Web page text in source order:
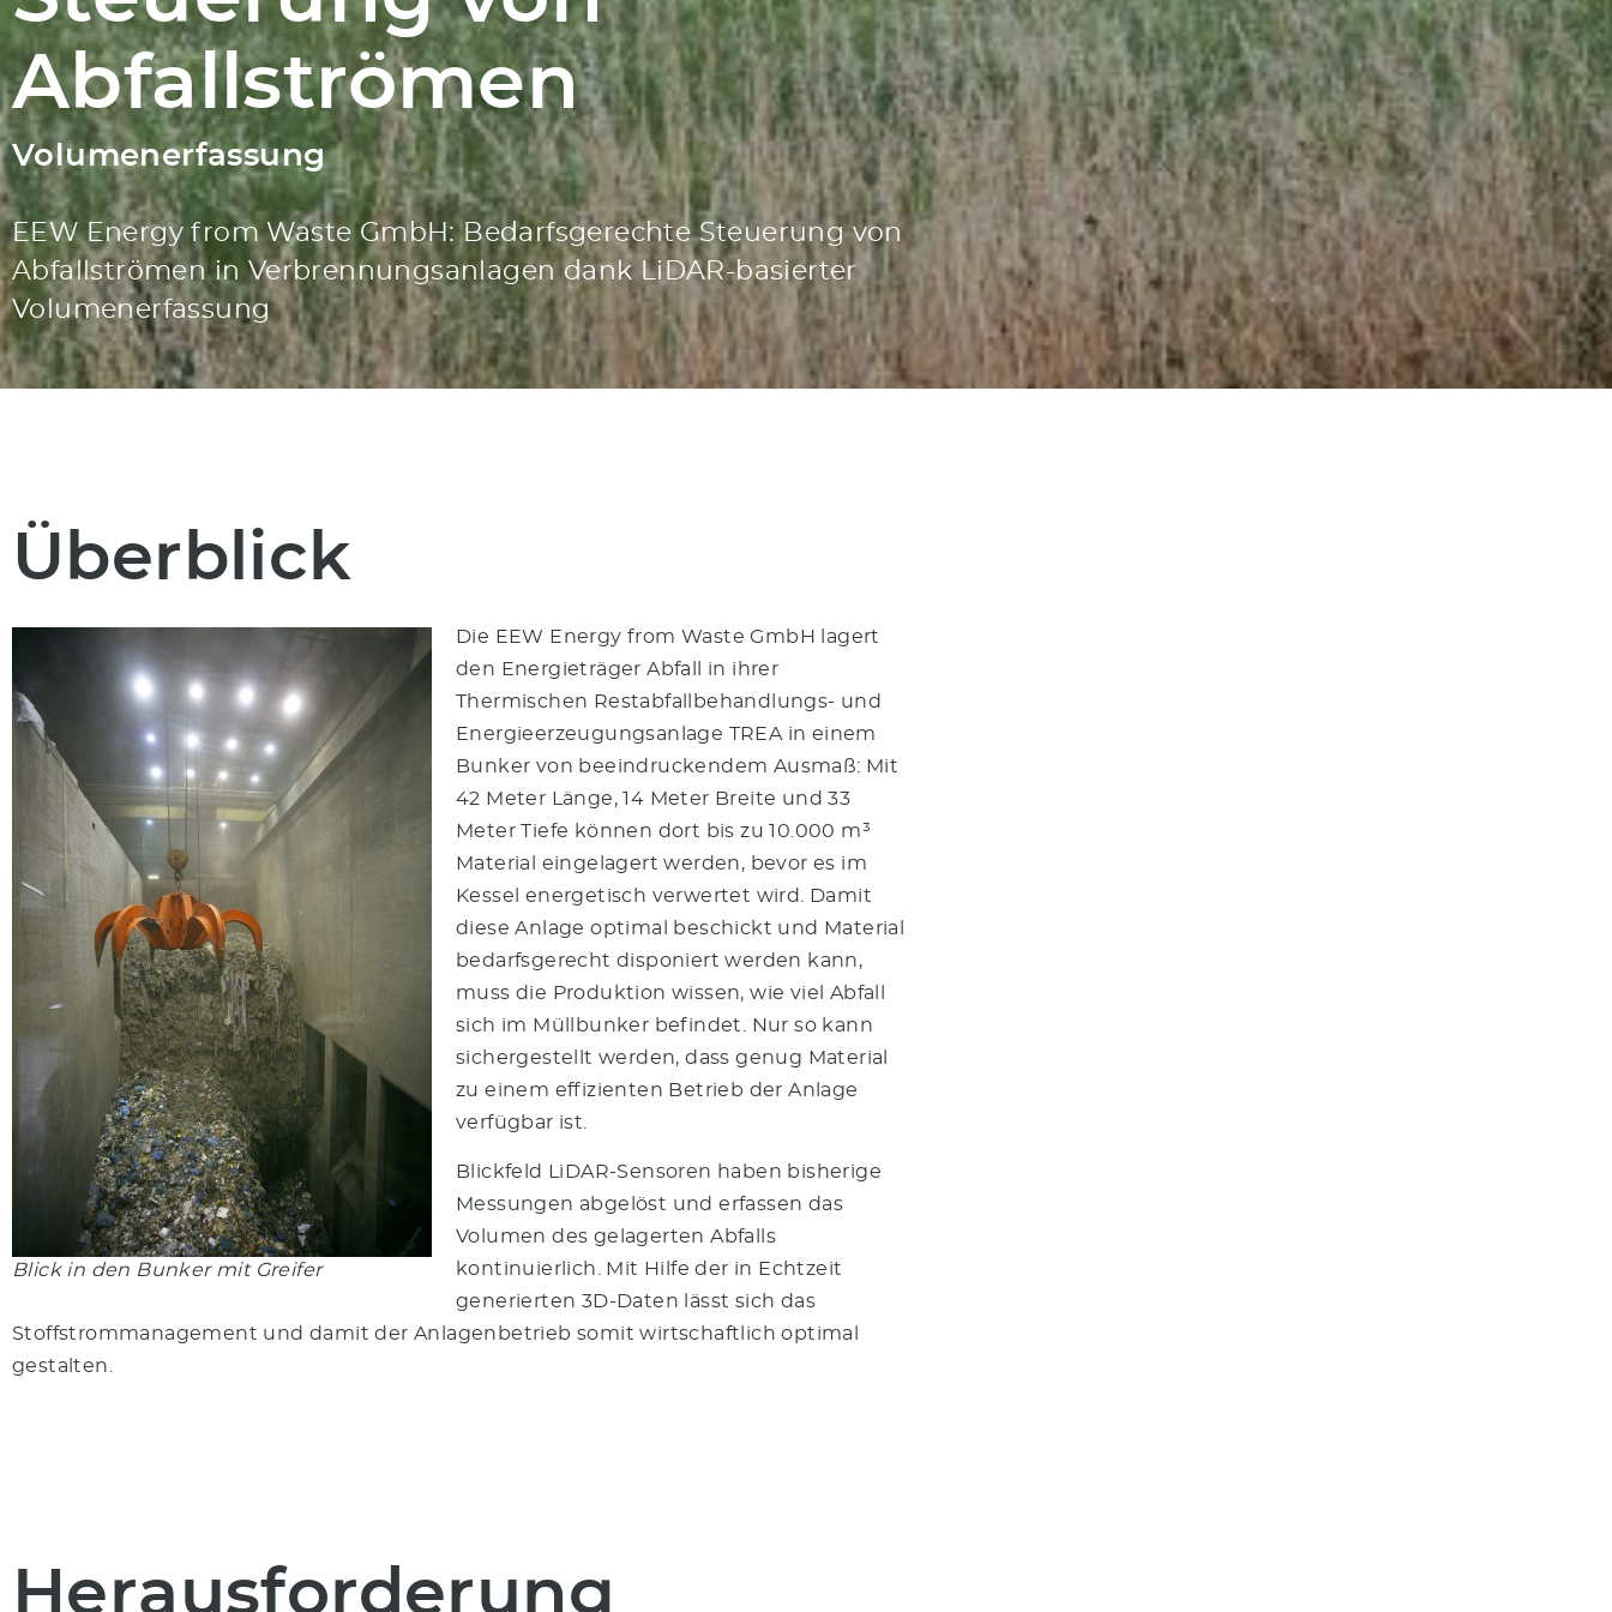
Abfallströmen
Volumenerfassung
EEW Energy from Waste GmbH: Bedarfsgerechte Steuerung von
Abfallströmen in Verbrennungsanlagen dank LiDAR-basierter
Volumenerfassung
Überblick
Blick in den Bunker mit Greifer
Die EEW Energy from Waste GmbH lagert
den Energieträger Abfall in ihrer
Thermischen Restabfallbehandlungs- und
Energieerzeugungsanlage TREA in einem
Bunker von beeindruckendem Ausmaß: Mit
42 Meter Länge, 14 Meter Breite und 33
Meter Tiefe können dort bis zu 10.000 m³
Material eingelagert werden, bevor es im
Kessel energetisch verwertet wird. Damit
diese Anlage optimal beschickt und Material
bedarfsgerecht disponiert werden kann,
muss die Produktion wissen, wie viel Abfall
sich im Müllbunker befindet. Nur so kann
sichergestellt werden, dass genug Material
zu einem effizienten Betrieb der Anlage
verfügbar ist.
Blickfeld LiDAR-Sensoren haben bisherige
Messungen abgelöst und erfassen das
Volumen des gelagerten Abfalls
kontinuierlich. Mit Hilfe der in Echtzeit
generierten 3D-Daten lässt sich das
Stoffstrommanagement und damit der Anlagenbetrieb somit wirtschaftlich optimal
gestalten.
Herausforderung